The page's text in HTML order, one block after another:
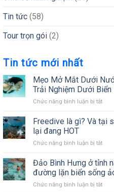
Tin tức (58)
Tour trọn gói (2)
Tin tức mới nhất
Mẹo Mở Mắt Dưới
Trải Nghiệm Dưới Biển
Chức năng bình luận bị tắtở
Mở
Mắt
Nước:
Trải
Dưới
Freedive là gì? Và tại
lại đang HOT
Chức năng bình luận bị tắtở
là
Và
tại
Đảo Bình Hưng ở tỉnh
đường lặn biển sống
Chức năng bình luận bị tắtở